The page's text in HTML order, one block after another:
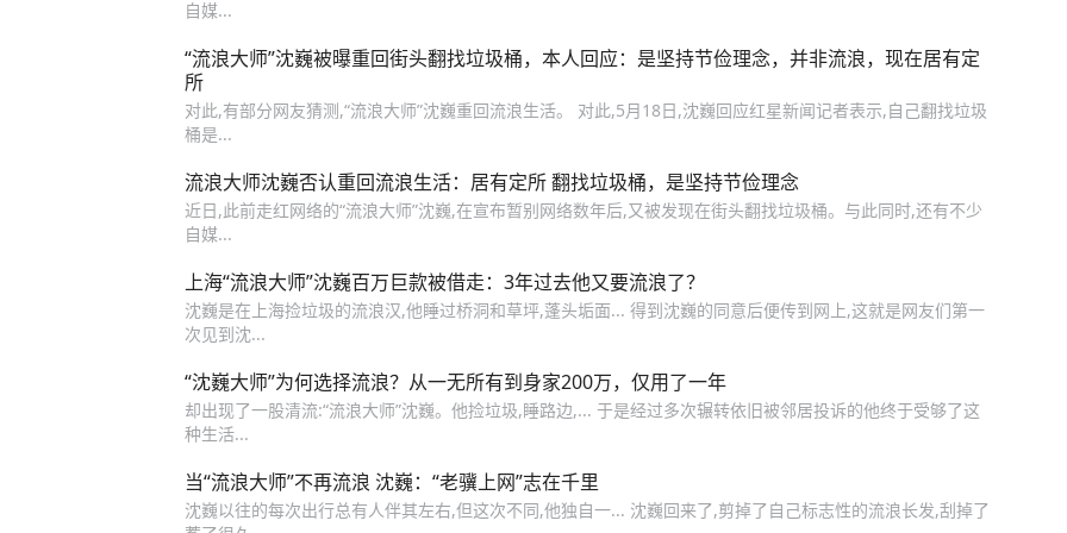
自媒...
“流浪大师”沈巍被曝重回街头翻找垃圾桶，本人回应：是坚持节俭理念，并非流浪，现在居有定
所
对此,有部分网友猜测,“流浪大师”沈巍重回流浪生活。 对此,5月18日,沈巍回应红星新闻记者表示,自己翻找垃圾
桶是...
流浪大师沈巍否认重回流浪生活：居有定所 翻找垃圾桶，是坚持节俭理念
近日,此前走红网络的“流浪大师”沈巍,在宣布暂别网络数年后,又被发现在街头翻找垃圾桶。与此同时,还有不少
自媒...
上海“流浪大师”沈巍百万巨款被借走：3年过去他又要流浪了？
沈巍是在上海捡垃圾的流浪汉,他睡过桥洞和草坪,蓬头垢面... 得到沈巍的同意后便传到网上,这就是网友们第一
次见到沈...
“沈巍大师”为何选择流浪？从一无所有到身家200万，仅用了一年
却出现了一股清流:“流浪大师”沈巍。他捡垃圾,睡路边,... 于是经过多次辗转依旧被邻居投诉的他终于受够了这
种生活...
当“流浪大师”不再流浪 沈巍：“老骥上网”志在千里
沈巍以往的每次出行总有人伴其左右,但这次不同,他独自一... 沈巍回来了,剪掉了自己标志性的流浪长发,刮掉了